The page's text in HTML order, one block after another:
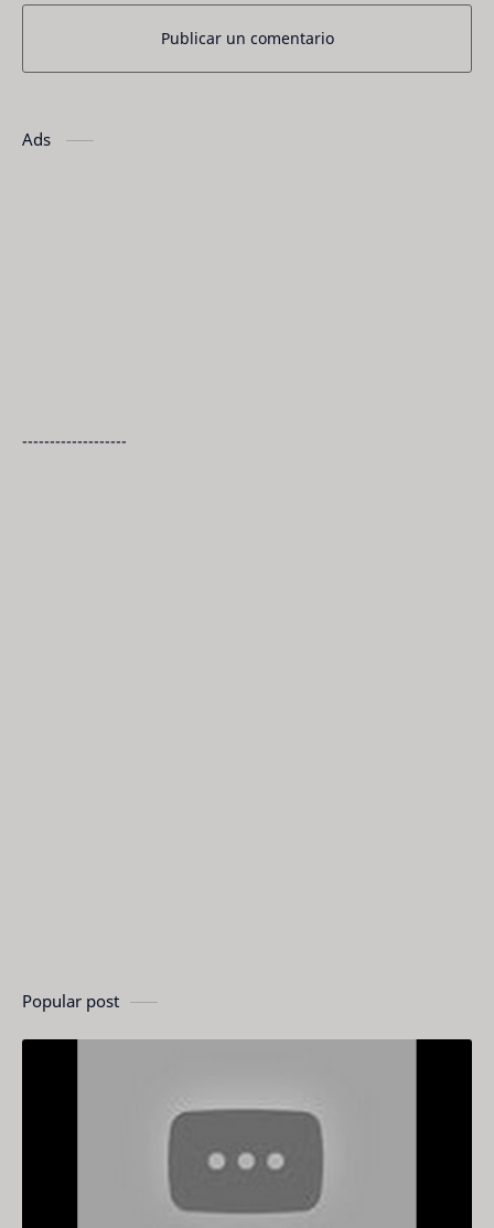
Publicar un comentario
Ads
-------------------
Popular post